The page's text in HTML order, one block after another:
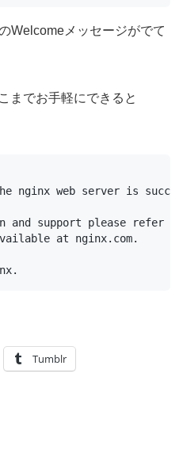
Welcomeメッセージがでて
でお手軽にできると
nginx web server is
and support please refer
at nginx.com.
Tumblr